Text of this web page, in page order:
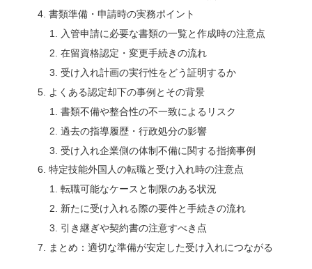
書類準備・申請時の実務ポイント
入管申請に必要な書類の一覧と作成時の注意点
在留資格認定・変更手続きの流れ
受け入れ計画の実行性をどう証明するか
よくある認定却下の事例とその背景
書類不備や整合性の不一致によるリスク
過去の指導履歴・行政処分の影響
受け入れ企業側の体制不備に関する指摘事例
特定技能外国人の転職と受け入れ時の注意点
転職可能なケースと制限のある状況
新たに受け入れる際の要件と手続きの流れ
引き継ぎや契約書の注意すべき点
まとめ：適切な準備が安定した受け入れにつながる